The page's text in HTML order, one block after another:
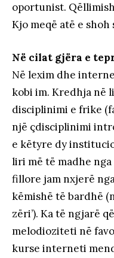
oportunist.
Kjo meqë atë e
Në cilat gjëra e
Në lexim dhe
kobi im. Kredhja në
disciplinimi e frike
një çdisciplinimi
e këtyre dy
liri më të madhe
fillore jam nxjerë
këmishë të bardhë
zëri’). Ka të ngjarë
melodioziteti në
kurse interneti